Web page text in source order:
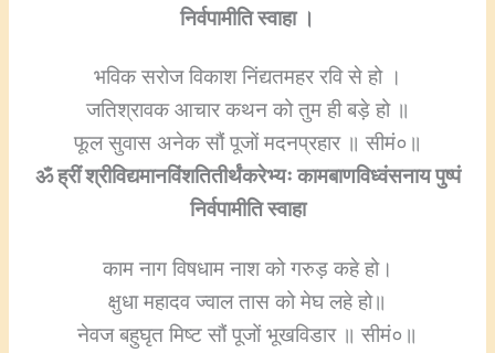
निर्वपामीति स्वाहा ।
भविक सरोज विकाश निंद्यतमहर रवि से हो ।
जतिश्रावक आचार कथन को तुम ही बड़े हो ॥
फूल सुवास अनेक सौं पूजों मदनप्रहार ॥ सीमं०॥
ॐ ह्रीं श्रीविद्यमानविंशतितीर्थंकरेभ्यः कामबाणविध्वंसनाय पुष्पं
निर्वपामीति स्वाहा
काम नाग विषधाम नाश को गरुड़ कहे हो।
क्षुधा महादव ज्वाल तास को मेघ लहे हो॥
नेवज बहुघृत मिष्ट सौं पूजों भूखविडार ॥ सीमं०॥